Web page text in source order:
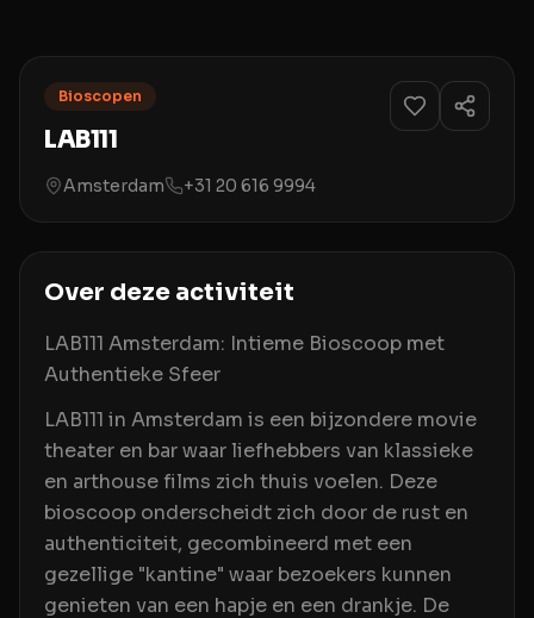
Bioscopen
LAB111
Amsterdam +31 20 616 9994
Over deze activiteit
LAB111 Amsterdam: Intieme Bioscoop met
Authentieke Sfeer
LAB111 in Amsterdam is een bijzondere movie
theater en bar waar liefhebbers van klassieke
en arthouse films zich thuis voelen. Deze
bioscoop onderscheidt zich door de rust en
authenticiteit, gecombineerd met een
gezellige "kantine" waar bezoekers kunnen
genieten van een hapje en een drankje. De